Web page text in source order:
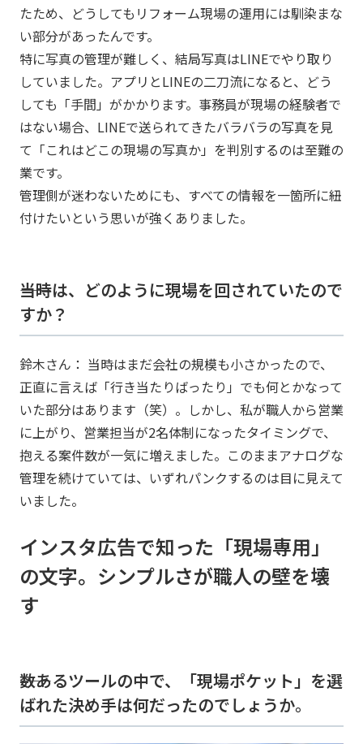
たため、どうしてもリフォーム現場の運用には馴染まな
い部分があったんです。
特に写真の管理が難しく、結局写真はLINEでやり取り
していました。アプリとLINEの二刀流になると、どう
しても「手間」がかかります。事務員が現場の経験者で
はない場合、LINEで送られてきたバラバラの写真を見
て「これはどこの現場の写真か」を判別するのは至難の
業です。
管理側が迷わないためにも、すべての情報を一箇所に紐
付けたいという思いが強くありました。
――当時は、どのように現場を回されていたので
すか？
鈴木さん： 当時はまだ会社の規模も小さかったので、
正直に言えば「行き当たりばったり」でも何とかなって
いた部分はあります（笑）。しかし、私が職人から営業
に上がり、営業担当が2名体制になったタイミングで、
抱える案件数が一気に増えました。このままアナログな
管理を続けていては、いずれパンクするのは目に見えて
いました。
インスタ広告で知った「現場専用」
の文字。シンプルさが職人の壁を壊
す
――数あるツールの中で、「現場ポケット」を選
ばれた決め手は何だったのでしょうか。